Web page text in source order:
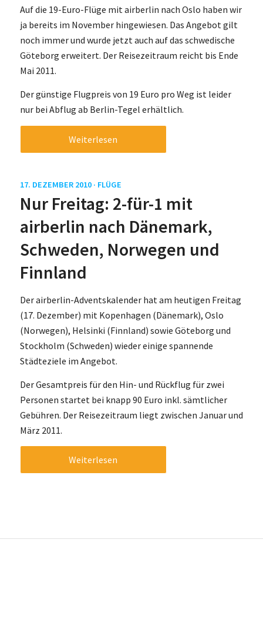
Auf die 19-Euro-Flüge mit airberlin nach Oslo haben wir
ja bereits im November hingewiesen. Das Angebot gilt
noch immer und wurde jetzt auch auf das schwedische
Göteborg erweitert. Der Reisezeitraum reicht bis Ende
Mai 2011.
Der günstige Flugpreis von 19 Euro pro Weg ist leider
nur bei Abflug ab Berlin-Tegel erhältlich.
Weiterlesen
17. DEZEMBER 2010 · FLÜGE
Nur Freitag: 2-für-1 mit
airberlin nach Dänemark,
Schweden, Norwegen und
Finnland
Der airberlin-Adventskalender hat am heutigen Freitag
(17. Dezember) mit Kopenhagen (Dänemark), Oslo
(Norwegen), Helsinki (Finnland) sowie Göteborg und
Stockholm (Schweden) wieder einige spannende
Städteziele im Angebot.
Der Gesamtpreis für den Hin- und Rückflug für zwei
Personen startet bei knapp 90 Euro inkl. sämtlicher
Gebühren. Der Reisezeitraum liegt zwischen Januar und
März 2011.
Weiterlesen